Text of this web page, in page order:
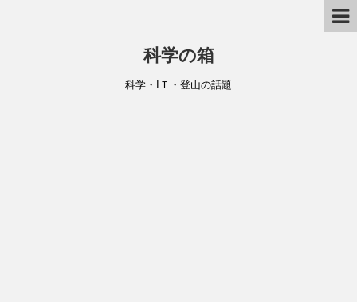
科学の箱
科学・IＴ・登山の話題